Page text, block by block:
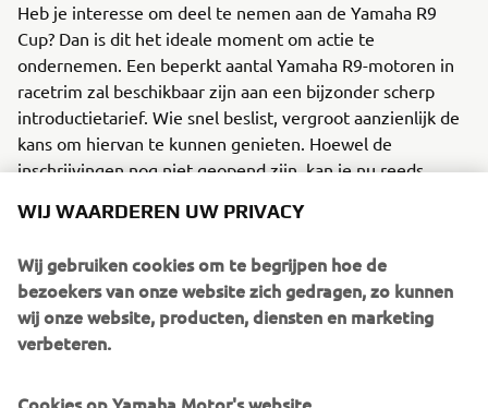
Heb je interesse om deel te nemen aan de Yamaha R9
Cup? Dan is dit het ideale moment om actie te
ondernemen. Een beperkt aantal Yamaha R9-motoren in
racetrim zal beschikbaar zijn aan een bijzonder scherp
introductietarief. Wie snel beslist, vergroot aanzienlijk de
kans om hiervan te kunnen genieten. Hoewel de
inschrijvingen nog niet geopend zijn, kan je nu reeds
hoogte blijven van alle ontwikkelingen. Zonder
zijn. Wie weet sta jij volgend jaar zelf aan de start van de
Yamaha R9 Cup en beleef je deze unieke ervaring van
dichtbij.
WIJ WAARDEREN UW PRIVACY
Wij gebruiken cookies om te begrijpen hoe de
bezoekers van onze website zich gedragen, zo kunnen
wij onze website, producten, diensten en marketing
verbeteren.